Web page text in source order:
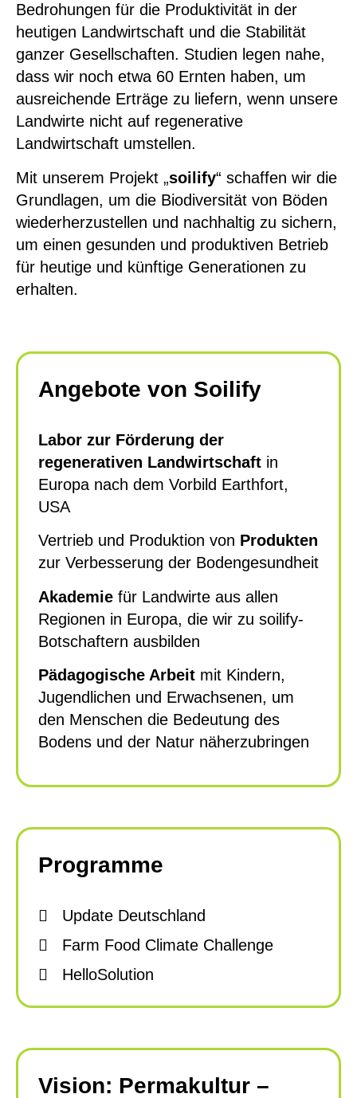
Bedrohungen für die Produktivität in der
heutigen Landwirtschaft und die Stabilität
ganzer Gesellschaften. Studien legen nahe,
dass wir noch etwa 60 Ernten haben, um
ausreichende Erträge zu liefern, wenn unsere
Landwirte nicht auf regenerative
Landwirtschaft umstellen.
Mit unserem Projekt „soilify“ schaffen wir die
Grundlagen, um die Biodiversität von Böden
wiederherzustellen und nachhaltig zu sichern,
um einen gesunden und produktiven Betrieb
für heutige und künftige Generationen zu
erhalten.
Angebote von Soilify
Labor zur Förderung der
regenerativen Landwirtschaft in
Europa nach dem Vorbild Earthfort,
USA
Vertrieb und Produktion von Produkten
zur Verbesserung der Bodengesundheit
Akademie für Landwirte aus allen
Regionen in Europa, die wir zu soilify-
Botschaftern ausbilden
Pädagogische Arbeit mit Kindern,
Jugendlichen und Erwachsenen, um
den Menschen die Bedeutung des
Bodens und der Natur näherzubringen
Programme
Update Deutschland
Farm Food Climate Challenge
HelloSolution
Vision: Permakultur –